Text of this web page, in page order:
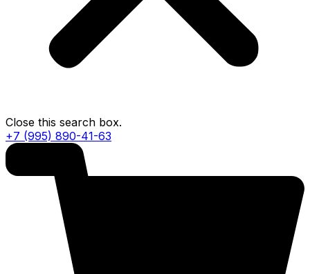
Close this search box.
+7 (995) 890-41-63